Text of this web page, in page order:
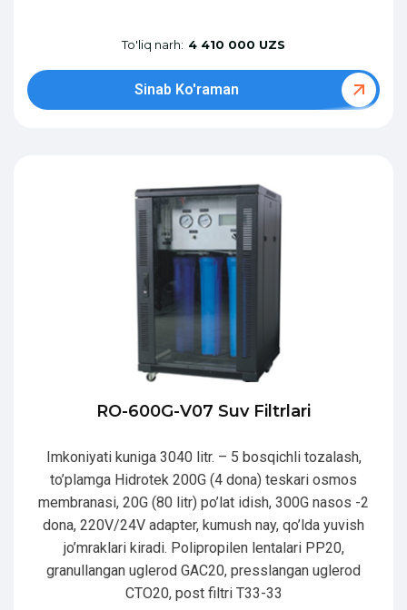
To'liq narh: 4 410 000 UZS
Sinab Ko'raman
RO-600G-V07 Suv Filtrlari
Imkoniyati kuniga 3040 litr. – 5 bosqichli tozalash,
to’plamga Hidrotek 200G (4 dona) teskari osmos
membranasi, 20G (80 litr) po’lat idish, 300G nasos -2
dona, 220V/24V adapter, kumush nay, qo’lda yuvish
jo’mraklari kiradi. Polipropilen lentalari PP20,
granullangan uglerod GAC20, presslangan uglerod
CTO20, post filtri T33-33